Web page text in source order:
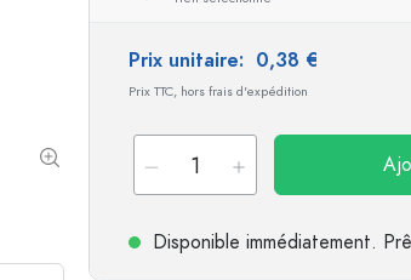
Bouteilles cylindriques
Prix unitaire: 0,38 €
Prix TTC, hors frais d'expédition
Disponible immédiatement.